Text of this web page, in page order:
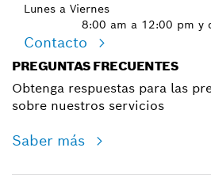
Lunes a Viernes
8:00 am a 12:00 pm y
Contacto
PREGUNTAS FRECUENTES
Obtenga respuestas para las
sobre nuestros servicios
Saber más